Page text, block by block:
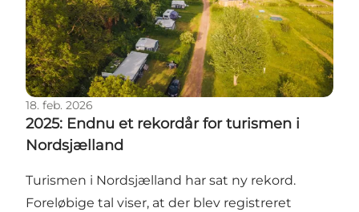
18. feb. 2026
2025: Endnu et rekordår for turismen i
Nordsjælland
Turismen i Nordsjælland har sat ny rekord.
Foreløbige tal viser, at der blev registreret